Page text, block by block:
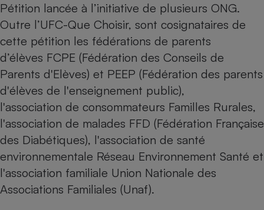
Pétition lancée à l’initiative de plusieurs ONG.
Outre l’UFC-Que Choisir, sont cosignataires de
cette pétition les fédérations de parents
d’élèves FCPE (Fédération des Conseils de
Parents d'Elèves) et PEEP (Fédération des parents
d'élèves de l'enseignement public),
l'association de consommateurs Familles Rurales,
l'association de malades FFD (Fédération Française
des Diabétiques), l'association de santé
environnementale Réseau Environnement Santé et
l'association familiale Union Nationale des
Associations Familiales (Unaf).